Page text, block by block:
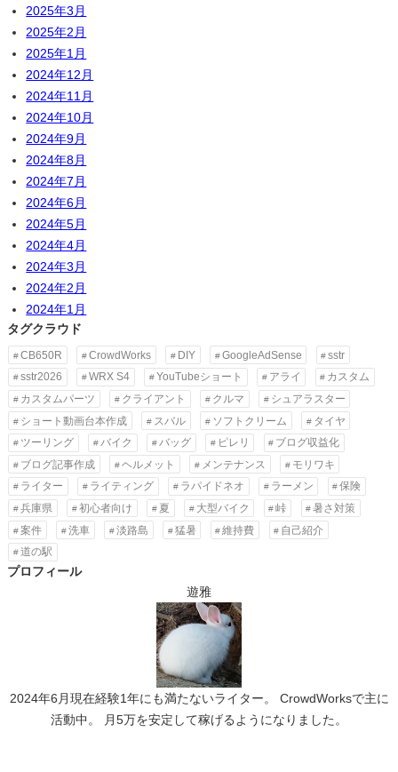
2025年3月
2025年2月
2025年1月
2024年12月
2024年11月
2024年10月
2024年9月
2024年8月
2024年7月
2024年6月
2024年5月
2024年4月
2024年3月
2024年2月
2024年1月
タグクラウド
CB650R CrowdWorks DIY GoogleAdSense
sstr
sstr2026
WRX S4 YouTubeショート アライ
カスタム
カスタムパーツ
クライアント クルマ
シュアラスター
ショート動画台本作成
スバル ソフトクリーム
タイヤ
ツーリング
バイク バッグ ピレリ
ブログ収益化
ブログ記事作成
ヘルメット メンテナンス
モリワキ
ライター
ライティング ラパイドネオ ラーメン
保険
兵庫県
初心者向け 夏 大型バイク 峠
暑さ対策
案件
洗車 淡路島 猛暑 維持費
自己紹介
道の駅
プロフィール
遊雅
2024年6月現在経験1年にも満たないライター。 CrowdWorksで主に
活動中。 月5万を安定して稼げるようになりました。